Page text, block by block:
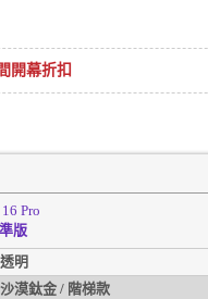
開幕折扣
Pro
版
透明
沙漠鈦金 / 階梯款